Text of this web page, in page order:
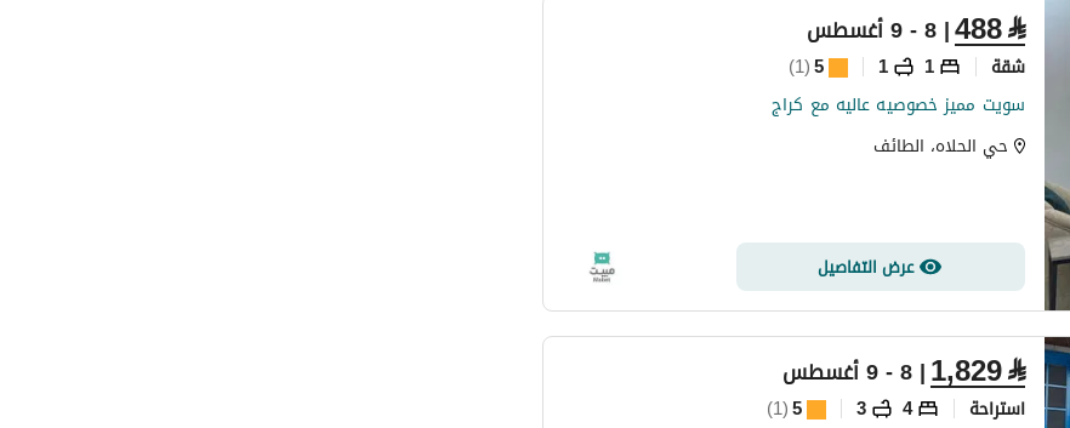
⃁
488| 8 - 9 أغسطس
شقة 1
1
5
(
1
)
سويت مميز خصوصيه عاليه مع كراج
حي الحلاه، الطائف
عرض التفاصيل
⃁
1,829| 8 - 9 أغسطس
استراحة 4
3
5
(
1
)